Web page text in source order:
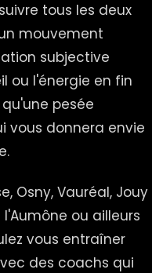
tous les deux
mouvement
subjective
ou l'énergie en fin
pesée
vous donnera envie
Osny, Vauréal, Jouy
l'Aumône ou ailleurs
vous entraîner
des coachs qui